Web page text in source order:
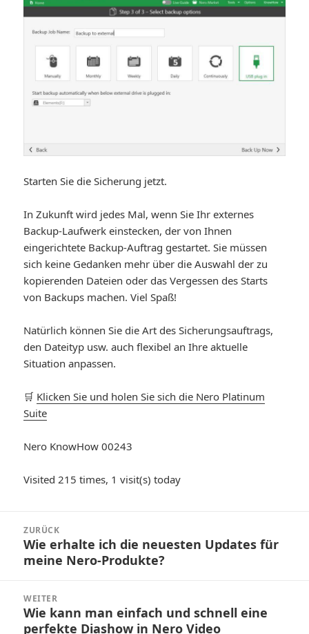
Starten Sie die Sicherung jetzt.
In Zukunft wird jedes Mal, wenn Sie Ihr externes
Backup-Laufwerk einstecken, der von Ihnen
eingerichtete Backup-Auftrag gestartet. Sie müssen
sich keine Gedanken mehr über die Auswahl der zu
kopierenden Dateien oder das Vergessen des Starts
von Backups machen. Viel Spaß!
Natürlich können Sie die Art des Sicherungsauftrags,
den Dateityp usw. auch flexibel an Ihre aktuelle
Situation anpassen.
🛒 Klicken Sie und holen Sie sich die Nero Platinum
Suite
Nero KnowHow 00243
Visited 215 times, 1 visit(s) today
ZURÜCK
Vorheriger
Beitrag:
Wie erhalte ich die neuesten Updates für
meine Nero-Produkte?
WEITER
Nächster
Beitrag:
Wie kann man einfach und schnell eine
perfekte Diashow in Nero Video